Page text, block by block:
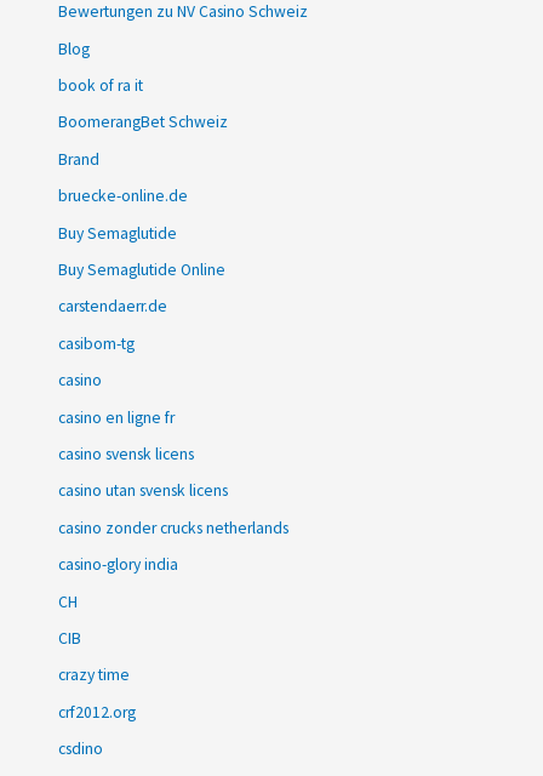
Bewertungen zu NV Casino Schweiz
Blog
book of ra it
BoomerangBet Schweiz
Brand
bruecke-online.de
Buy Semaglutide
Buy Semaglutide Online
carstendaerr.de
casibom-tg
casino
casino en ligne fr
casino svensk licens
casino utan svensk licens
casino zonder crucks netherlands
casino-glory india
CH
CIB
crazy time
crf2012.org
csdino